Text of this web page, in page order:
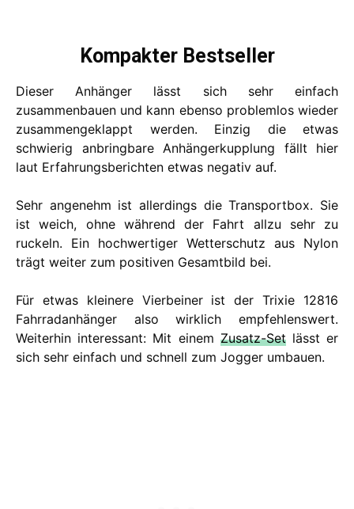
Kompakter Bestseller
Dieser Anhänger lässt sich sehr einfach
zusammenbauen und kann ebenso problemlos wieder
zusammengeklappt werden. Einzig die etwas
schwierig anbringbare Anhängerkupplung fällt hier
laut Erfahrungsberichten etwas negativ auf.
Sehr angenehm ist allerdings die Transportbox. Sie
ist weich, ohne während der Fahrt allzu sehr zu
ruckeln. Ein hochwertiger Wetterschutz aus Nylon
trägt weiter zum positiven Gesamtbild bei.
Für etwas kleinere Vierbeiner ist der Trixie 12816
Fahrradanhänger also wirklich empfehlenswert.
Weiterhin interessant: Mit einem Zusatz-Setlässt er
sich sehr einfach und schnell zum Jogger umbauen.